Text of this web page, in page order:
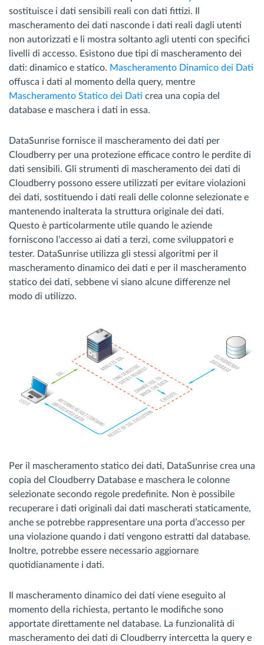
sostituisce i dati sensibili reali con dati fittizi. Il
mascheramento dei dati nasconde i dati reali dagli utenti
non autorizzati e li mostra soltanto agli utenti con specifici
livelli di accesso. Esistono due tipi di mascheramento dei
dati: dinamico e statico. Mascheramento Dinamico dei Dati
offusca i dati al momento della query, mentre
Mascheramento Statico dei Dati crea una copia del
database e maschera i dati in essa.
DataSunrise fornisce il mascheramento dei dati per
Cloudberry per una protezione efficace contro le perdite di
dati sensibili. Gli strumenti di mascheramento dei dati di
Cloudberry possono essere utilizzati per evitare violazioni
dei dati, sostituendo i dati reali delle colonne selezionate e
mantenendo inalterata la struttura originale dei dati.
Questo è particolarmente utile quando le aziende
forniscono l’accesso ai dati a terzi, come sviluppatori e
tester. DataSunrise utilizza gli stessi algoritmi per il
mascheramento dinamico dei dati e per il mascheramento
statico dei dati, sebbene vi siano alcune differenze nel
modo di utilizzo.
Per il mascheramento statico dei dati, DataSunrise crea una
copia del Cloudberry Database e maschera le colonne
selezionate secondo regole predefinite. Non è possibile
recuperare i dati originali dai dati mascherati staticamente,
anche se potrebbe rappresentare una porta d’accesso per
una violazione quando i dati vengono estratti dal database.
Inoltre, potrebbe essere necessario aggiornare
quotidianamente i dati.
Il mascheramento dinamico dei dati viene eseguito al
momento della richiesta, pertanto le modifiche sono
apportate direttamente nel database. La funzionalità di
mascheramento dei dati di Cloudberry intercetta la query e